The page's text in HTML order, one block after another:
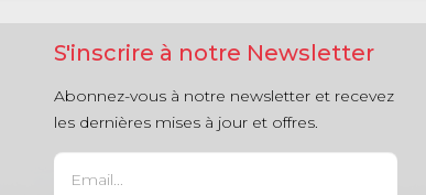
S'inscrire à notre Newsletter
Abonnez-vous à notre newsletter et recevez
les dernières mises à jour et offres.